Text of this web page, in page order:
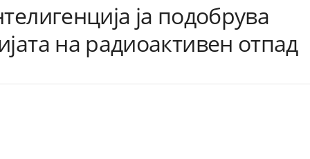
ја подобрува
на радиоактивен отпад